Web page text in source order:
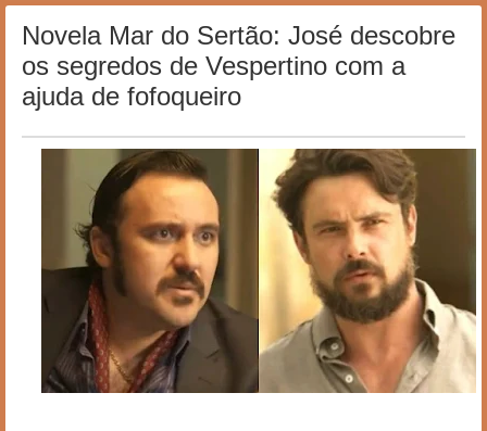
Novela Mar do Sertão: José descobre
os segredos de Vespertino com a
ajuda de fofoqueiro